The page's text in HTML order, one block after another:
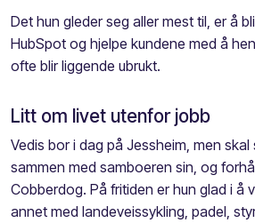
Det hun gleder seg aller mest til, er å
HubSpot og hjelpe kundene med å
ofte blir liggende ubrukt.
Litt om livet utenfor jobb
Vedis bor i dag på Jessheim, men
sammen med samboeren sin, og
Cobberdog. På fritiden er hun glad i å
annet med landeveissykling, padel,